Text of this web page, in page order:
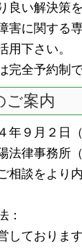
良い解決策
に関する
用下さい。
全予約制
ご案内
年９月２日
法律事務所
相談をより
：
ておりま